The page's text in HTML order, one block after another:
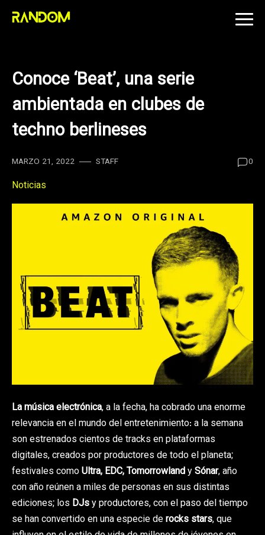
Skip
Conoce ‘Beat’, una serie
ambientada en clubes de
techno berlineses
MARZO 21, 2022 STAFF 0
Noticias
La música electrónica, a la fecha, ha cobrado una enorme
relevancia en el mundo del entretenimiento: a la semana
son estrenados cientos de tracks en plataformas
digitales, creados por productores de todo el planeta;
festivales comoUltra, EDC, TomorrowlandySónar, año
con año reúnen a miles de personas en sus distintas
ediciones; los DJsy productores, con el paso del tiempo
se han convertido en una especie derocks stars, que